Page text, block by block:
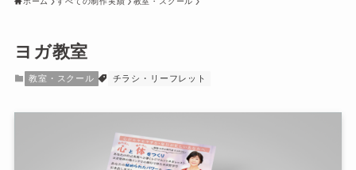
ヨガ教室
教室・スクール チラシ・リーフレット